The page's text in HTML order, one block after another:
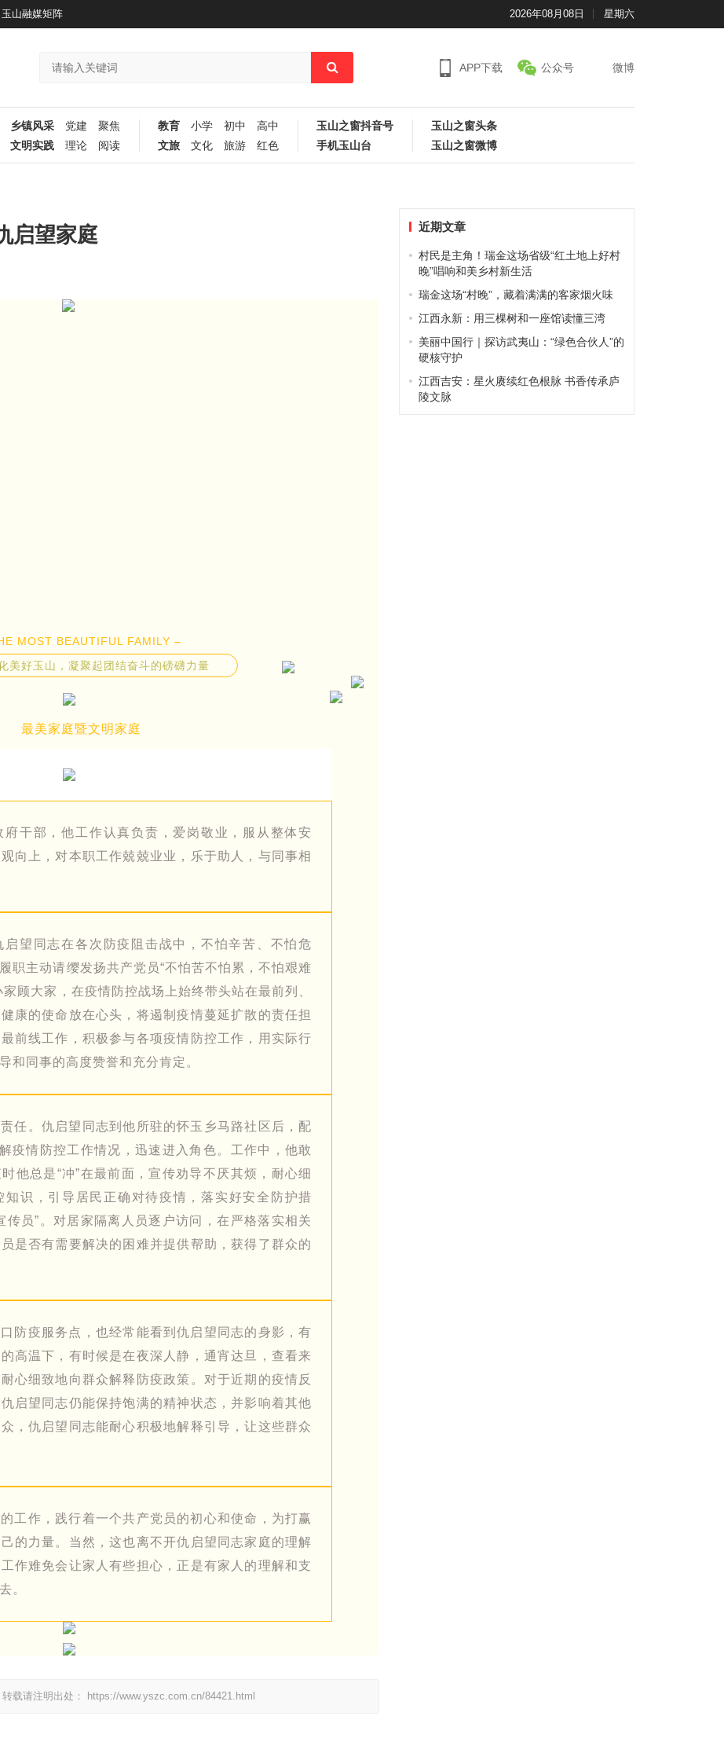
玉山融媒矩阵 2026年08月08日 星期六
APP下载 公众号 微博
乡镇风采 党建
聚焦
文明实践
理论 阅读
教育 小学 初中
高中
文旅
文化 旅游 红色
玉山之窗抖音号
手机玉山台
玉山之窗头条
玉山之窗微博
启望家庭
MOST BEAUTIFUL FAMILY –
美好玉山，凝聚起团结奋斗的磅礴力量
最美家庭暨文明家庭
干部，他工作认真负责，爱岗敬业，服从整体安
向上，对本职工作兢兢业业，乐于助人，与同事相
启望同志在各次防疫阻击战中，不怕辛苦、不怕危
职主动请缨发扬共产党员“不怕苦不怕累，不怕艰难
顾大家，在疫情防控战场上始终带头站在最前列、
康的使命放在心头，将遏制疫情蔓延扩散的责任担
前线工作，积极参与各项疫情防控工作，用实际行
和同事的高度赞誉和充分肯定。
任。仇启望同志到他所驻的怀玉乡马路社区后，配
疫情防控工作情况，迅速进入角色。工作中，他敢
他总是“冲”在最前面，宣传劝导不厌其烦，耐心细
识，引导居民正确对待疫情，落实好安全防护措
传员”。对居家隔离人员逐户访问，在严格落实相关
是否有需要解决的困难并提供帮助，获得了群众的
防疫服务点，也经常能看到仇启望同志的身影，有
高温下，有时候是在夜深人静，通宵达旦，查看来
心细致地向群众解释防疫政策。对于近期的疫情反
启望同志仍能保持饱满的精神状态，并影响着其他
，仇启望同志能耐心积极地解释引导，让这些群众
工作，践行着一个共产党员的初心和使命，为打赢
的力量。当然，这也离不开仇启望同志家庭的理解
作难免会让家人有些担心，正是有家人的理解和支
。
载请注明出处： https://www.yszc.com.cn/84421.html
近期文章
村民是主角！瑞金这场省级“红土地上好村
晚”唱响和美乡村新生活
瑞金这场“村晚”，藏着满满的客家烟火味
江西永新：用三棵树和一座馆读懂三湾
美丽中国行｜探访武夷山：“绿色合伙人”的
硬核守护
江西吉安：星火赓续红色根脉 书香传承庐
陵文脉